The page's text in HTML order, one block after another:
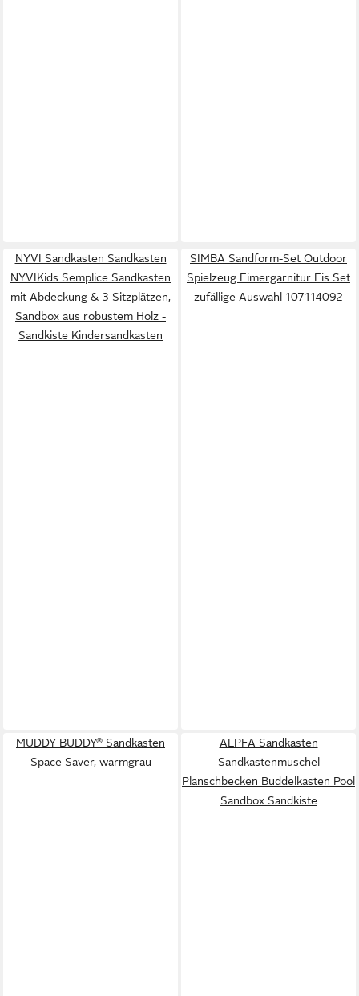
NYVI Sandkasten Sandkasten
NYVIKids Semplice Sandkasten
mit Abdeckung & 3 Sitzplätzen,
Sandbox aus robustem Holz -
Sandkiste Kindersandkasten
SIMBA Sandform-Set Outdoor
Spielzeug Eimergarnitur Eis Set
zufällige Auswahl 107114092
MUDDY BUDDY® Sandkasten
Space Saver, warmgrau
ALPFA Sandkasten
Sandkastenmuschel
Planschbecken Buddelkasten Pool
Sandbox Sandkiste